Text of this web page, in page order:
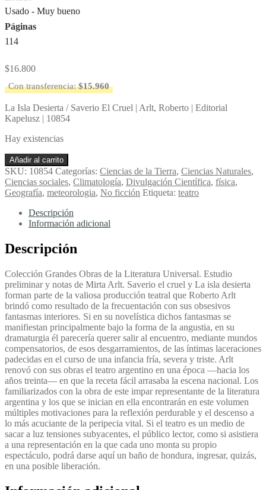
Usado - Muy bueno
Páginas
114
$16.800
Con transferencia:$15.960
La Isla Desierta / Saverio El Cruel | Arlt, Roberto | Editorial
Kapelusz | 10854
Hay existencias
La
Isla
Desierta
/
Saverio
Cruel
Arlt,
Roberto
Añadir al carrito
SKU: 10854 Categorías: Ciencias de la Tierra, Ciencias Naturales,
Ciencias sociales, Climatología, Divulgación Científica, física,
Geografía, meteorologia, No ficción Etiqueta: teatro
Descripción
Información adicional
Descripción
Colección Grandes Obras de la Literatura Universal. Estudio
preliminar y notas de Mirta Arlt. Saverio el cruel y La isla desierta
forman parte de la valiosa producción teatral que Roberto Arlt
brindó como resultado de la frecuentación con sus obsesivos
fantasmas interiores. Si en su novelística dichos fantasmas se
manifiestan principalmente bajo la forma de la angustia, en su
dramaturgia él parecería querer salir al encuentro, mediante mundos
compensatorios, de esos desgarramientos, de las íntimas laceraciones
padecidas en el curso de una infancia fría, severa y triste. Arlt
renovó con sus obras el teatro argentino en una época —hacia los
años treinta— en que la receta fácil arrasaba la escena nacional. Los
familiarizados con la obra de este impar representante de la literatura
argentina y los que se inician en ella encontrarán en este volumen
múltiples motivaciones para la reflexión perdurable y el descenso a
lo más acuciante de la peripecia vital. Si el teatro es un medio de
sacar a luz tensiones subyacentes, el público lector, como si asistiera
a una representación en la que cada uno monta su propio
espectáculo, podrá darse aquí un baño de hondura, ingresar, quizás,
en una posible liberación.